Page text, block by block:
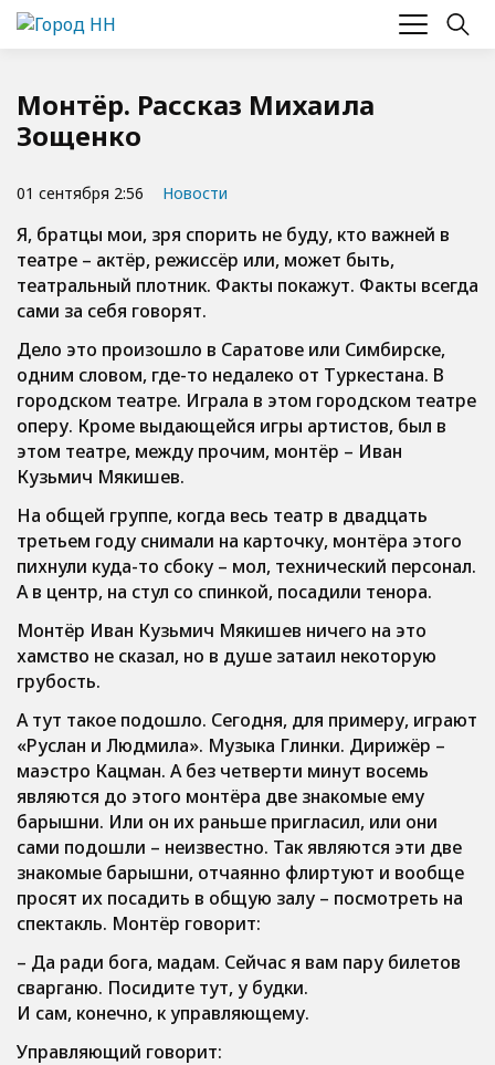
Монтёр. Рассказ Михаила
Зощенко
01 сентября 2:56 Новости
Я, братцы мои, зря спорить не буду, кто важней в
театре – актёр, режиссёр или, может быть,
театральный плотник. Факты покажут. Факты всегда
сами за себя говорят.
Дело это произошло в Саратове или Симбирске,
одним словом, где-то недалеко от Туркестана. В
городском театре. Играла в этом городском театре
оперу. Кроме выдающейся игры артистов, был в
этом театре, между прочим, монтёр – Иван
Кузьмич Мякишев.
На общей группе, когда весь театр в двадцать
третьем году снимали на карточку, монтёра этого
пихнули куда-то сбоку – мол, технический персонал.
А в центр, на стул со спинкой, посадили тенора.
Монтёр Иван Кузьмич Мякишев ничего на это
хамство не сказал, но в душе затаил некоторую
грубость.
А тут такое подошло. Сегодня, для примеру, играют
«Руслан и Людмила». Музыка Глинки. Дирижёр –
маэстро Кацман. А без четверти минут восемь
являются до этого монтёра две знакомые ему
барышни. Или он их раньше пригласил, или они
сами подошли – неизвестно. Так являются эти две
знакомые барышни, отчаянно флиртуют и вообще
просят их посадить в общую залу – посмотреть на
спектакль. Монтёр говорит:
– Да ради бога, мадам. Сейчас я вам пару билетов
сварганю. Посидите тут, у будки.
И сам, конечно, к управляющему.
Управляющий говорит: